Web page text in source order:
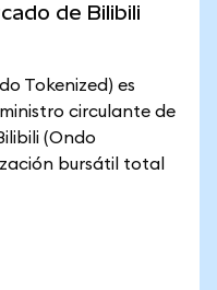
de Bilibili
Tokenized) es
circulante de
(Ondo
bursátil total